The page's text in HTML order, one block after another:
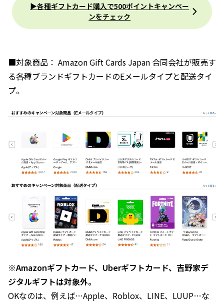
▶︎各種ギフトカード購入で500ポイントキャンペー
ンをチェック
■対象商品： Amazon Gift Cards Japan 合同会社が販売す
る各種ブランドギフトカードのEメールタイプと配送タイ
プ。
※Amazonギフトカード、Uberギフトカード、吉野家デ
ジタルギフトは対象外。
OKなのは、例えば…Apple、Roblox、LINE、LUUP…な